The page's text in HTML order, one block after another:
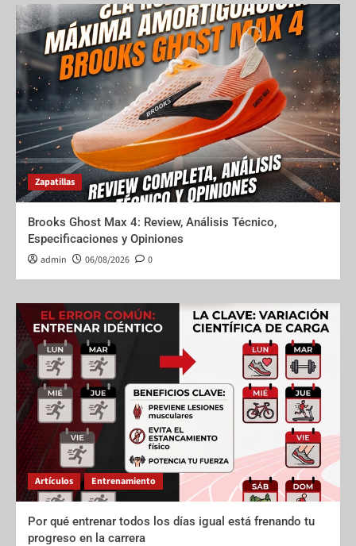
Zapatillas
Brooks Ghost Max 4: Review, Análisis Técnico,
Especificaciones y Opiniones
admin 06/08/2026 0
Artículos Entrenamiento
Por qué entrenar todos los días igual está frenando tu
progreso en la carrera